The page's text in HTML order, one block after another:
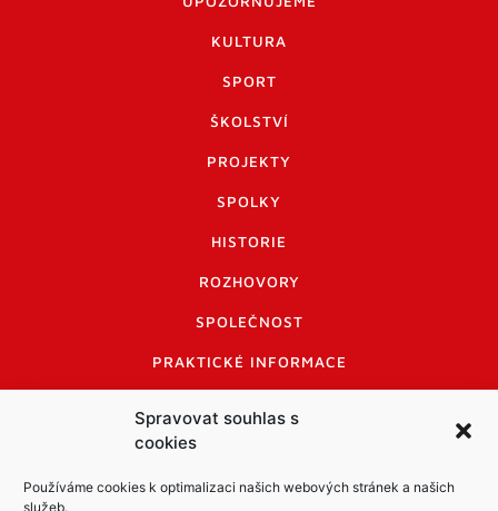
Spravovat souhlas s
cookies
Používáme cookies k optimalizaci našich webových stránek a našich
služeb.
KULTURA
SPORT
ŠKOLSTVÍ
PROJEKTY
SPOLKY
HISTORIE
ROZHOVORY
SPOLEČNOST
PRAKTICKÉ INFORMACE
INFORMACE A KODEX DISKUTUJÍCÍCH
LOGO A LOGO MANUÁL